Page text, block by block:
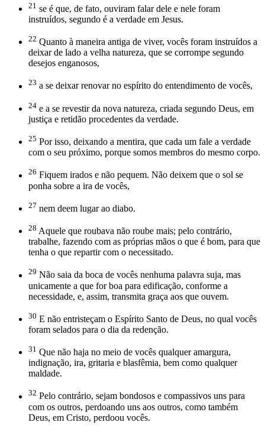
21 se é que, de fato, ouviram falar dele e nele foram
instruídos, segundo é a verdade em Jesus.
22 Quanto à maneira antiga de viver, vocês foram instruídos a
deixar de lado a velha natureza, que se corrompe segundo
desejos enganosos,
23 a se deixar renovar no espírito do entendimento de vocês,
24 e a se revestir da nova natureza, criada segundo Deus, em
justiça e retidão procedentes da verdade.
25 Por isso, deixando a mentira, que cada um fale a verdade
com o seu próximo, porque somos membros do mesmo corpo.
26 Fiquem irados e não pequem. Não deixem que o sol se
ponha sobre a ira de vocês,
27 nem deem lugar ao diabo.
28 Aquele que roubava não roube mais; pelo contrário,
trabalhe, fazendo com as próprias mãos o que é bom, para que
tenha o que repartir com o necessitado.
29 Não saia da boca de vocês nenhuma palavra suja, mas
unicamente a que for boa para edificação, conforme a
necessidade, e, assim, transmita graça aos que ouvem.
30 E não entristeçam o Espírito Santo de Deus, no qual vocês
foram selados para o dia da redenção.
31 Que não haja no meio de vocês qualquer amargura,
indignação, ira, gritaria e blasfêmia, bem como qualquer
maldade.
32 Pelo contrário, sejam bondosos e compassivos uns para
com os outros, perdoando uns aos outros, como também
Deus, em Cristo, perdoou vocês.